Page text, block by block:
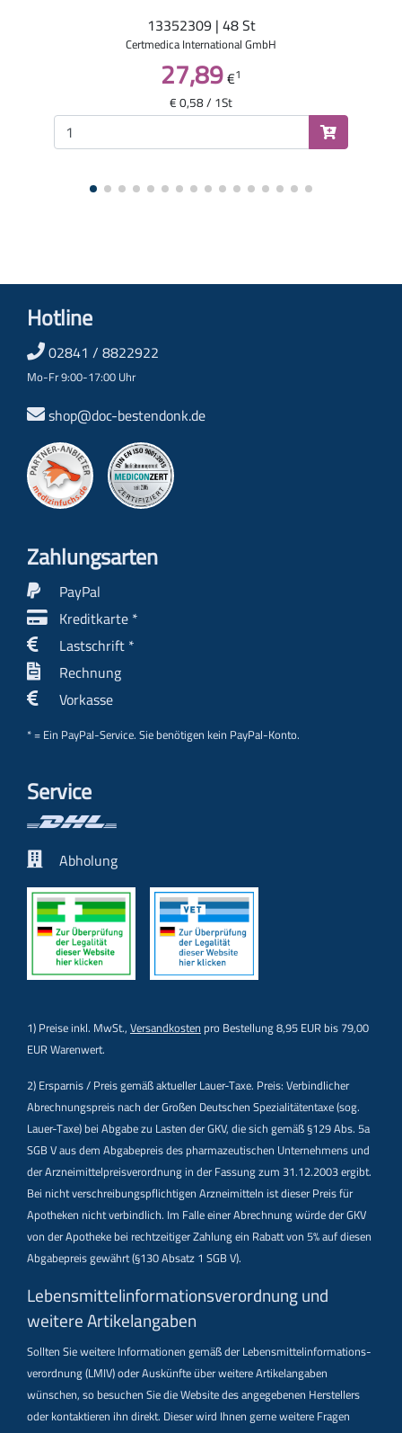
13352309 | 48 St
Certmedica International GmbH
27,89€1
€ 0,58 / 1St
Hotline
02841 / 8822922
Mo-Fr 9:00-17:00 Uhr
shop@doc-bestendonk.de
Zahlungs­arten
PayPal
Kreditkarte *
Lastschrift *
Rechnung
Vorkasse
* = Ein PayPal-Service. Sie benötigen kein PayPal-Konto.
Service
Abholung
1) Preise inkl. MwSt.,Versandkostenpro Bestellung 8,95 EUR bis 79,00
EUR Warenwert.
2) Ersparnis / Preis gemäß aktueller Lauer-Taxe. Preis: Verbindlicher
Abrechnungspreis nach der Großen Deutschen Spezialitätentaxe (sog.
Lauer-Taxe) bei Abgabe zu Lasten der GKV, die sich gemäß §129 Abs. 5a
SGB V aus dem Abgabepreis des pharmazeutischen Unternehmens und
der Arzneimittelpreisverordnung in der Fassung zum 31.12.2003 ergibt.
Bei nicht verschreibungspflichtigen Arzneimitteln ist dieser Preis für
Apotheken nicht verbindlich. Im Falle einer Abrechnung würde der GKV
von der Apotheke bei rechtzeitiger Zahlung ein Rabatt von 5% auf diesen
Abgabepreis gewährt (§130 Absatz 1 SGB V).
Lebensmittel­informations­verordnung und
weitere Artikelangaben
Sollten Sie weitere Informationen gemäß der Lebensmittel­informations­
verordnung (LMIV) oder Auskünfte über weitere Artikelangaben
wünschen, so besuchen Sie die Website des angegebenen Herstellers
oder kontaktieren ihn direkt. Dieser wird Ihnen gerne weitere Fragen